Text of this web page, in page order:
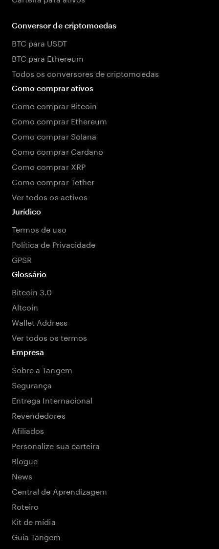
Conversor de criptomoedas
BTC para USDT
BTC para Ethereum
Todos os conversores de criptomoedas
Como comprar ativos
Como comprar Bitcoin
Como comprar Ethereum
Como comprar Solana
Como comprar Cardano
Como comprar XRP
Como comprar Tether
Ver todos os activos
Jurídico
Termos de uso
Política de Privacidade
GPSR
Glossário
Bitcoin 3.0
Altcoin
Wallet Address
Ver todos os termos
Empresa
Sobre a Tangem
Segurança
Entrega Internacional
Revendedores
Afiliados
Personalize sua carteira
Blogue
News
Central de Aprendizagem
Roteiro
Kit de mídia
Guia Tangem